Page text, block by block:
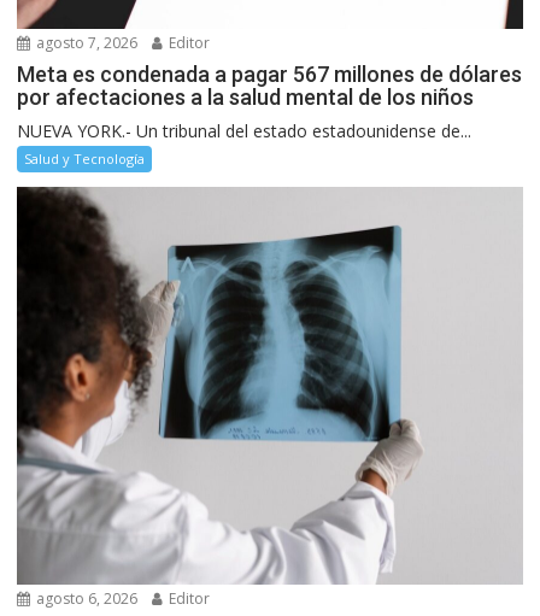
agosto 7, 2026 Editor
Meta es condenada a pagar 567 millones de dólares
por afectaciones a la salud mental de los niños
NUEVA YORK.- Un tribunal del estado estadounidense de...
Salud y Tecnología
agosto 6, 2026 Editor